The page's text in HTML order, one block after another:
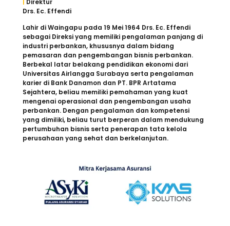
Direktur
Drs. Ec. Effendi
Lahir di Waingapu pada 19 Mei 1964 Drs. Ec. Effendi
sebagai Direksi yang memiliki pengalaman panjang di
industri perbankan, khususnya dalam bidang
pemasaran dan pengembangan bisnis perbankan.
Berbekal latar belakang pendidikan ekonomi dari
Universitas Airlangga Surabaya serta pengalaman
karier di Bank Danamon dan PT. BPR Artatama
Sejahtera, beliau memiliki pemahaman yang kuat
mengenai operasional dan pengembangan usaha
perbankan. Dengan pengalaman dan kompetensi
yang dimiliki, beliau turut berperan dalam mendukung
pertumbuhan bisnis serta penerapan tata kelola
perusahaan yang sehat dan berkelanjutan.